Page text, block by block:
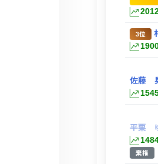
3位
佐藤
平栗
棄権